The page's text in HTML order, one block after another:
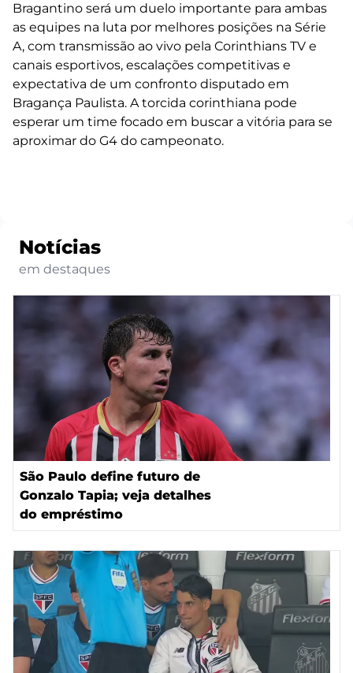
Bragantino será um duelo importante para ambas
as equipes na luta por melhores posições na Série
A, com transmissão ao vivo pela Corinthians TV e
canais esportivos, escalações competitivas e
expectativa de um confronto disputado em
Bragança Paulista. A torcida corinthiana pode
esperar um time focado em buscar a vitória para se
aproximar do G4 do campeonato.
Notícias
em destaques
São Paulo define futuro de
Gonzalo Tapia; veja detalhes
do empréstimo